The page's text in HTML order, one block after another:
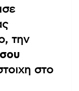
την
στο